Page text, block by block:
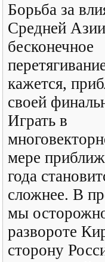
Борьба за
Средней
бесконечное
кажется,
своей
Играть в
мере
года
сложнее. В
мы
развороте
сторону